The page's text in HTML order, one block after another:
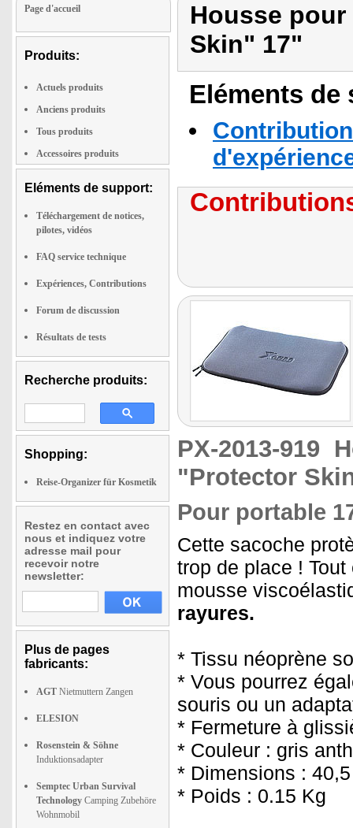
Page d'accueil
Produits:
Actuels produits
Anciens produits
Tous produits
Accessoires produits
Eléments de support:
Téléchargement de notices,
pilotes, vidéos
FAQ service technique
Expériences, Contributions
Forum de discussion
Résultats de tests
Recherche produits:
Shopping:
Reise-Organizer für Kosmetik
Restez en contact avec
nous et indiquez votre
adresse mail pour
recevoir notre
newsletter:
Plus de pages
fabricants:
AGT Nietmuttern Zangen
ELESION
Rosenstein & Söhne
Induktionsadapter
Semptec Urban Survival
Technology Camping Zubehöre
Wohnmobil
Housse
Skin" 17"
Eléments
PX-2013-919
"Protector
Pour portable
Cette sacoche
trop de place !
mousse
rayures.
* Tissu néoprène
* Vous pourrez
souris ou un
* Fermeture à
* Couleur : gris
* Dimensions :
* Poids : 0.15 Kg